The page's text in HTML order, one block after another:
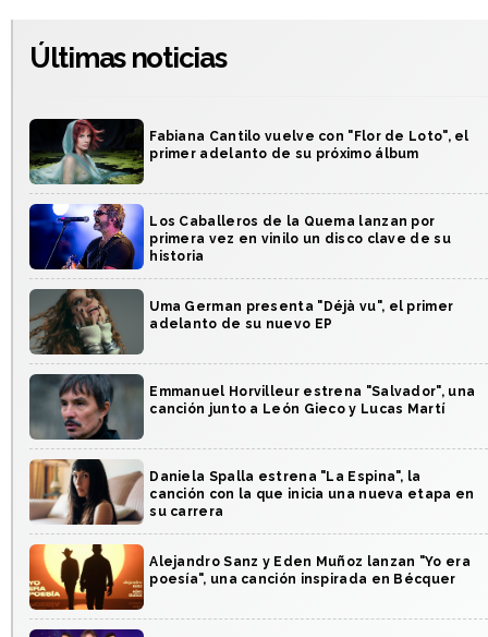
Últimas noticias
Fabiana Cantilo vuelve con "Flor de Loto", el
primer adelanto de su próximo álbum
Los Caballeros de la Quema lanzan por
primera vez en vinilo un disco clave de su
historia
Uma German presenta "Déjà vu", el primer
adelanto de su nuevo EP
Emmanuel Horvilleur estrena "Salvador", una
canción junto a León Gieco y Lucas Martí
Daniela Spalla estrena "La Espina", la
canción con la que inicia una nueva etapa en
su carrera
Alejandro Sanz y Eden Muñoz lanzan "Yo era
poesía", una canción inspirada en Bécquer